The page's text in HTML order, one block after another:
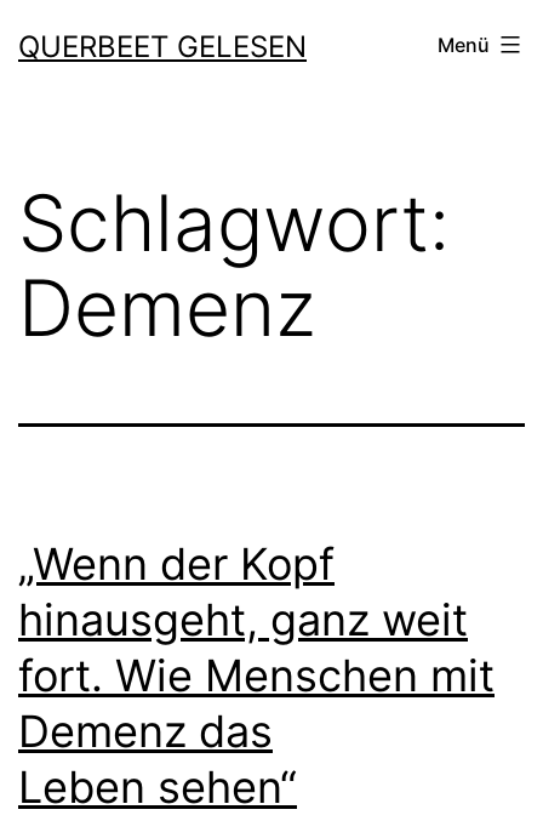
Inhalt
QUERBEET GELESEN Menü
Schlagwort:
Demenz
„Wenn der Kopf
hinausgeht, ganz weit
fort. Wie Menschen mit
Demenz das
Leben sehen“